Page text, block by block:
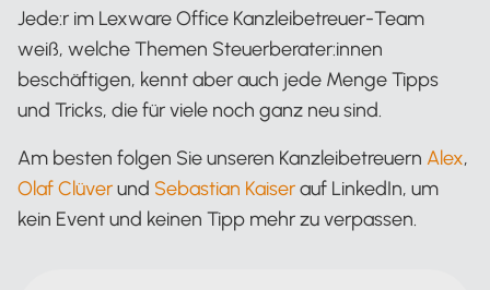
Jede:r im Lexware Office Kanzleibetreuer-Team
weiß, welche Themen Steuerberater:innen
beschäftigen, kennt aber auch jede Menge Tipps
und Tricks, die für viele noch ganz neu sind.
Am besten folgen Sie unseren Kanzleibetreuern Alex,
Olaf Clüverund Sebastian Kaiserauf LinkedIn, um
kein Event und keinen Tipp mehr zu verpassen.